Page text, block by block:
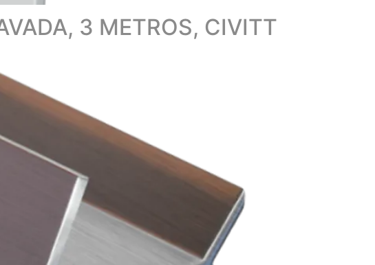
3 METROS, CIVITT